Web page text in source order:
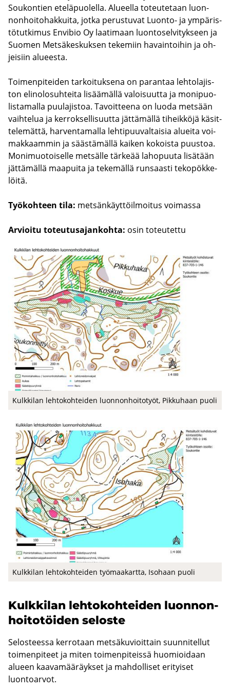
Sou­kon­tien ete­lä­puo­lel­la. Alu­eel­la to­teu­te­taan luon­
non­hoi­to­hak­kui­ta, jotka pe­rus­tu­vat Luonto-​ ja ym­pä­ris­
tö­tut­ki­mus En­vi­bio Oy laa­ti­maan luon­to­sel­vi­tyk­seen ja
Suo­men Met­sä­kes­kuk­sen te­ke­miin ha­vain­toi­hin ja oh­
jei­siin alu­ees­ta.
Toi­men­pi­tei­den tar­koi­tuk­se­na on pa­ran­taa leh­to­la­jis­
ton eli­no­lo­suh­tei­ta li­sää­mäl­lä va­loi­suut­ta ja mo­ni­puo­
lis­ta­mal­la puu­la­jis­toa. Ta­voit­tee­na on luoda met­sään
vaih­te­lua ja ker­rok­sel­li­suut­ta jät­tä­mäl­lä ti­heik­kö­jä kä­sit­
te­le­mät­tä, har­ven­ta­mal­la leh­ti­puu­val­tai­sia aluei­ta voi­
mak­kaam­min ja sääs­tä­mäl­lä kai­ken ko­kois­ta puus­toa.
Mo­ni­muo­toi­sel­le met­säl­le tär­ke­ää la­ho­puu­ta li­sä­tään
jät­tä­mäl­lä maa­pui­ta ja te­ke­mäl­lä run­saas­ti te­ko­pök­ke­
löi­tä.
Työ­koh­teen tila: met­sän­käyt­töil­moi­tus voi­mas­sa
Ar­vioi­tu to­teu­tusa­jan­koh­ta: osin to­teu­tet­tu
Kulk­ki­lan leh­to­koh­tei­den luon­non­hoi­to­työt, Pik­ku­haan puoli
Kulk­ki­lan leh­to­koh­tei­den työ­maa­kart­ta, Iso­haan puoli
Kulk­ki­lan leh­to­koh­tei­den luon­non­
hoi­to­töi­den se­los­te
Selosteessa kerrotaan metsäkuvioittain suunnitellut
toimenpiteet ja miten toimenpiteissä huomioidaan
alueen kaavamääräykset ja mahdolliset erityiset
luontoarvot.